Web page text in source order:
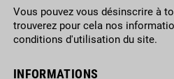
Vous pouvez vous désinscrire à
trouverez pour cela nos
conditions d'utilisation du site.
INFORMATIONS